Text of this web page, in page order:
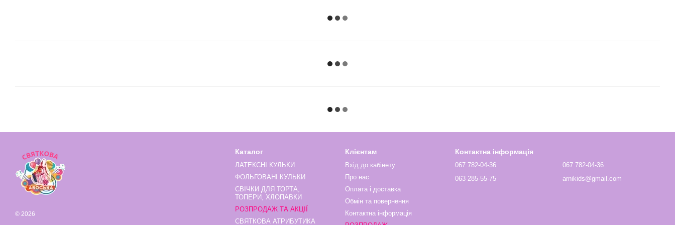
© 2026
Каталог
ЛАТЕКСНІ КУЛЬКИ
ФОЛЬГОВАНІ КУЛЬКИ
СВІЧКИ ДЛЯ ТОРТА,
ТОПЕРИ, ХЛОПАВКИ
РОЗПРОДАЖ ТА АКЦІЇ
СВЯТКОВА АТРИБУТИКА
Клієнтам
Вхід до кабінету
Про нас
Оплата і доставка
Обмін та повернення
Контактна інформація
Контактна інформація
067 782-04-36
063 285-55-75
067 782-04-36
arnikids@gmail.com